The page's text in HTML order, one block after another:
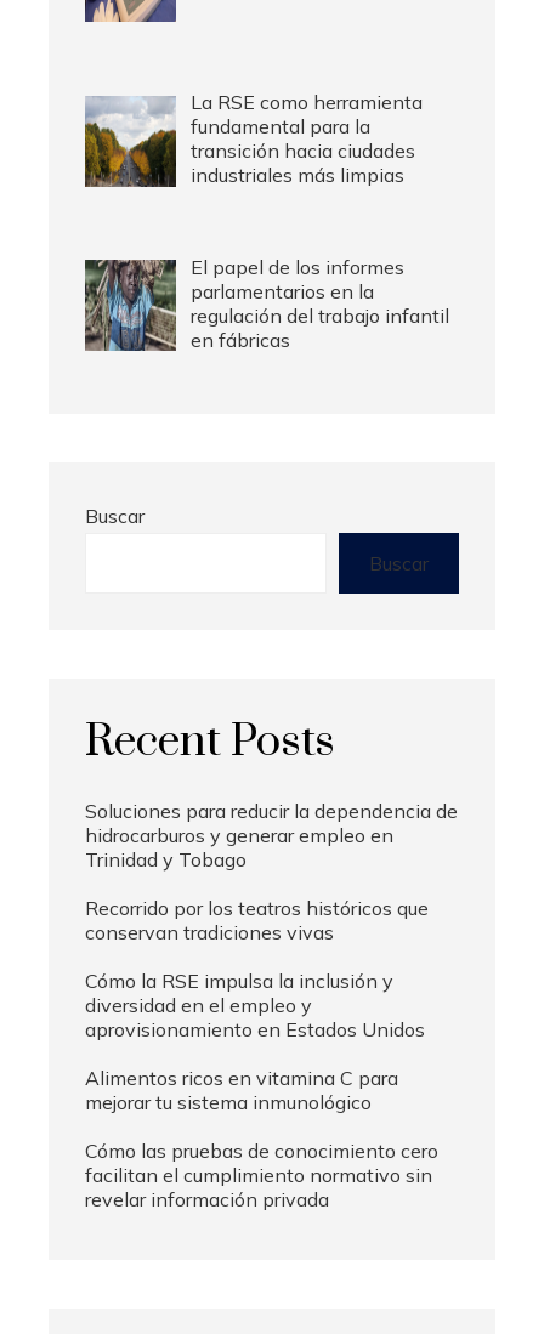
La RSE como herramienta
fundamental para la
transición hacia ciudades
industriales más limpias
El papel de los informes
parlamentarios en la
regulación del trabajo infantil
en fábricas
Buscar
Buscar
Recent Posts
Soluciones para reducir la dependencia de
hidrocarburos y generar empleo en
Trinidad y Tobago
Recorrido por los teatros históricos que
conservan tradiciones vivas
Cómo la RSE impulsa la inclusión y
diversidad en el empleo y
aprovisionamiento en Estados Unidos
Alimentos ricos en vitamina C para
mejorar tu sistema inmunológico
Cómo las pruebas de conocimiento cero
facilitan el cumplimiento normativo sin
revelar información privada